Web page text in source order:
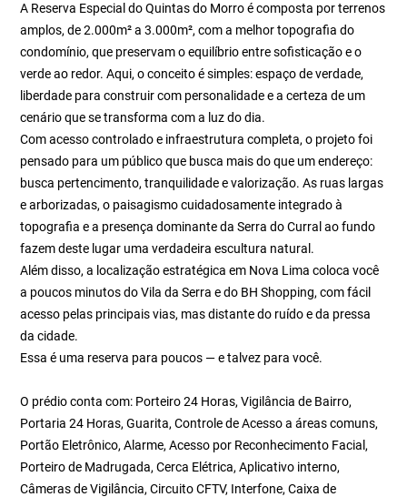
A Reserva Especial do Quintas do Morro é composta por terrenos
amplos, de 2.000m² a 3.000m², com a melhor topografia do
condomínio, que preservam o equilíbrio entre sofisticação e o
verde ao redor. Aqui, o conceito é simples: espaço de verdade,
liberdade para construir com personalidade e a certeza de um
cenário que se transforma com a luz do dia.
Com acesso controlado e infraestrutura completa, o projeto foi
pensado para um público que busca mais do que um endereço:
busca pertencimento, tranquilidade e valorização. As ruas largas
e arborizadas, o paisagismo cuidadosamente integrado à
topografia e a presença dominante da Serra do Curral ao fundo
fazem deste lugar uma verdadeira escultura natural.
Além disso, a localização estratégica em Nova Lima coloca você
a poucos minutos do Vila da Serra e do BH Shopping, com fácil
acesso pelas principais vias, mas distante do ruído e da pressa
da cidade.
Essa é uma reserva para poucos — e talvez para você.
O prédio conta com: Porteiro 24 Horas, Vigilância de Bairro,
Portaria 24 Horas, Guarita, Controle de Acesso a áreas comuns,
Portão Eletrônico, Alarme, Acesso por Reconhecimento Facial,
Porteiro de Madrugada, Cerca Elétrica, Aplicativo interno,
Câmeras de Vigilância, Circuito CFTV, Interfone, Caixa de